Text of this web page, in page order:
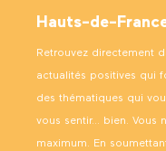
Hauts-de-
Retrouvez directement
actualités positives qui
des thématiques qui
vous sentir… bien. Vous
maximum. En